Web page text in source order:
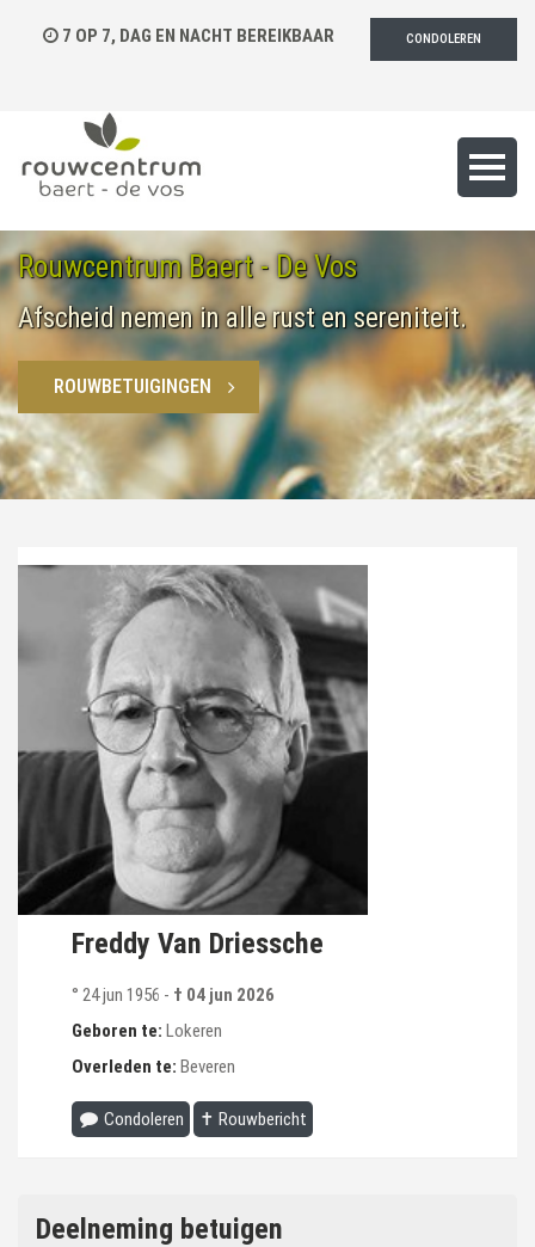
7 OP 7, DAG EN NACHT BEREIKBAAR CONDOLEREN
Rouwcentrum Baert - De Vos
Afscheid nemen in alle rust en sereniteit.
ROUWBETUIGINGEN
Freddy Van Driessche
° 24 jun 1956 - † 04 jun 2026
Geboren te: Lokeren
Overleden te: Beveren
Condoleren ✝ Rouwbericht
Deelneming betuigen